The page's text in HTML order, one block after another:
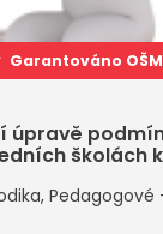
Garantováno
úpravě
školách
Pedagogové